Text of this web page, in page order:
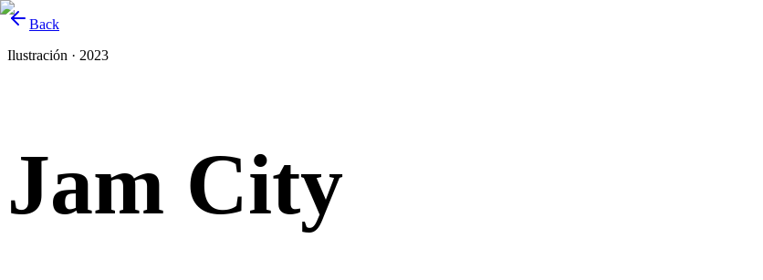
Back
Ilustración · 2023
Jam City